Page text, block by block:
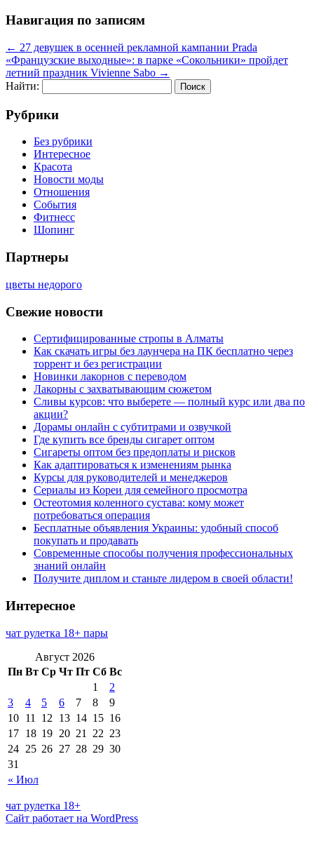
Навигация по записям
← 27 девушек в осенней рекламной кампании Prada
«Французские выходные»: в парке «Сокольники» пройдет
летний праздник Vivienne Sabo →
Найти:
Рубрики
Без рубрики
Интересное
Красота
Новости моды
Отношения
События
Фитнесс
Шопинг
Партнеры
цветы недорого
Свежие новости
Сертифицированные стропы в Алматы
Как скачать игры без лаунчера на ПК бесплатно через
торрент и без регистрации
Новинки лакорнов с переводом
Лакорны с захватывающим сюжетом
Сливы курсов: что выберете — полный курс или два по
акции?
Дорамы онлайн с субтитрами и озвучкой
Где купить все бренды сигарет оптом
Сигареты оптом без предоплаты и рисков
Как адаптироваться к изменениям рынка
Курсы для руководителей и менеджеров
Сериалы из Кореи для семейного просмотра
Остеотомия коленного сустава: кому может
потребоваться операция
Бесплатные объявления Украины: удобный способ
покупать и продавать
Современные способы получения профессиональных
знаний онлайн
Получите диплом и станьте лидером в своей области!
Интересное
чат рулетка 18+ пары
Август 2026
Пн Вт Ср Чт Пт Сб Вс
« Июл
1
2
3
4 5 6 7 8
9
10 11 12 13 14 15 16
17 18 19 20 21 22 23
24 25 26 27 28 29 30
31
чат рулетка 18+
Сайт работает на WordPress